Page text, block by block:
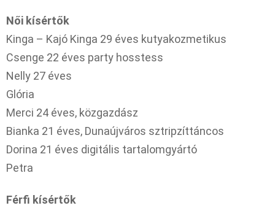
Női kísértők
Kinga – Kajó Kinga 29 éves kutyakozmetikus
Csenge 22 éves party hosstess
Nelly 27 éves
Glória
Merci 24 éves, közgazdász
Bianka 21 éves, Dunaújváros sztripzíttáncos
Dorina 21 éves digitális tartalomgyártó
Petra
Férfi kísértők